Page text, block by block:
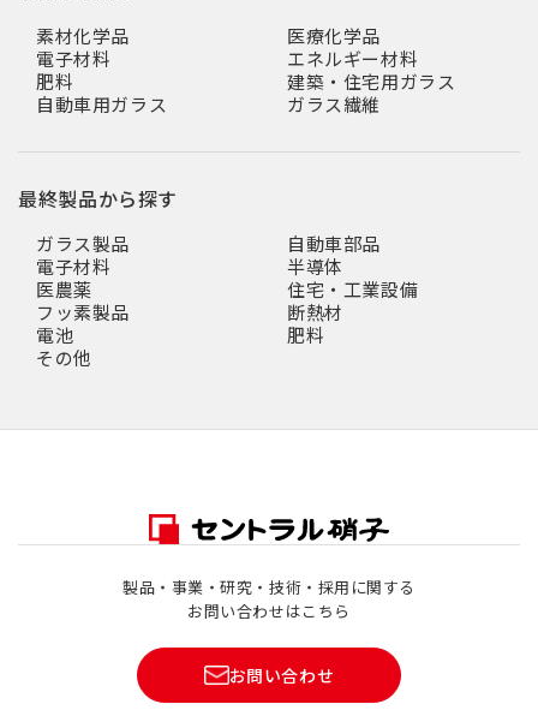
素材化学品
医療化学品
電子材料
エネルギー材料
肥料
建築・住宅用ガラス
自動車用ガラス
ガラス繊維
最終製品から探す
ガラス製品
自動車部品
電子材料
半導体
医農薬
住宅・工業設備
フッ素製品
断熱材
電池
肥料
その他
製品・事業・研究・技術・採用に関する
お問い合わせはこちら
お問い合わせ